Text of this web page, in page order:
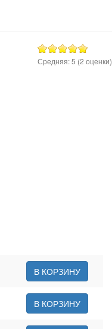
Средняя:5 (2 оценки)
В КОРЗИНУ
В КОРЗИНУ